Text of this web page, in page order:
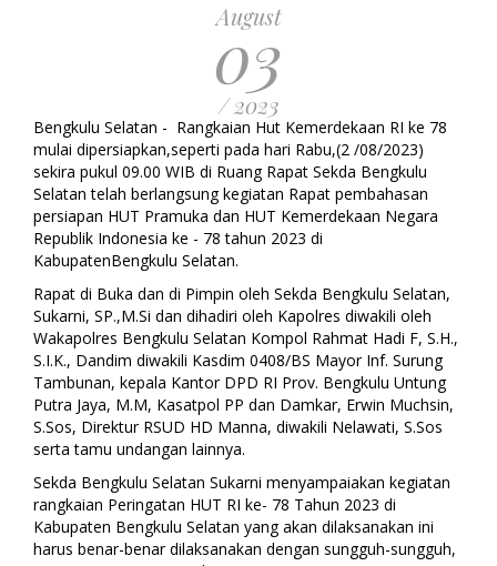
August
03
/ 2023
Bengkulu Selatan - Rangkaian Hut Kemerdekaan RI ke 78
mulai dipersiapkan,seperti pada hari Rabu,(2 /08/2023)
sekira pukul 09.00 WIB di Ruang Rapat Sekda Bengkulu
Selatan telah berlangsung kegiatan Rapat pembahasan
persiapan HUT Pramuka dan HUT Kemerdekaan Negara
Republik Indonesia ke - 78 tahun 2023 di
KabupatenBengkulu Selatan.
Rapat di Buka dan di Pimpin oleh Sekda Bengkulu Selatan,
Sukarni, SP.,M.Si dan dihadiri oleh Kapolres diwakili oleh
Wakapolres Bengkulu Selatan Kompol Rahmat Hadi F, S.H.,
S.I.K., Dandim diwakili Kasdim 0408/BS Mayor Inf. Surung
Tambunan, kepala Kantor DPD RI Prov. Bengkulu Untung
Putra Jaya, M.M, Kasatpol PP dan Damkar, Erwin Muchsin,
S.Sos, Direktur RSUD HD Manna, diwakili Nelawati, S.Sos
serta tamu undangan lainnya.
Sekda Bengkulu Selatan Sukarni menyampaiakan kegiatan
rangkaian Peringatan HUT RI ke- 78 Tahun 2023 di
Kabupaten Bengkulu Selatan yang akan dilaksanakan ini
harus benar-benar dilaksanakan dengan sungguh-sungguh,